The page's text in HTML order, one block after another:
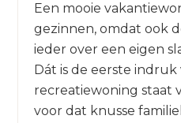
Een mooie
gezinnen, omdat ook
ieder over een eigen
Dát is de eerste indruk
recreatiewoning staat
voor dat knusse